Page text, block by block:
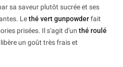
sa saveur plutôt sucrée et ses
Lethé vert gunpowderfait
prisées. Il s'agit d'un thé roulé
un goût très frais et